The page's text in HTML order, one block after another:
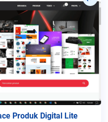
Produk Digital Lite